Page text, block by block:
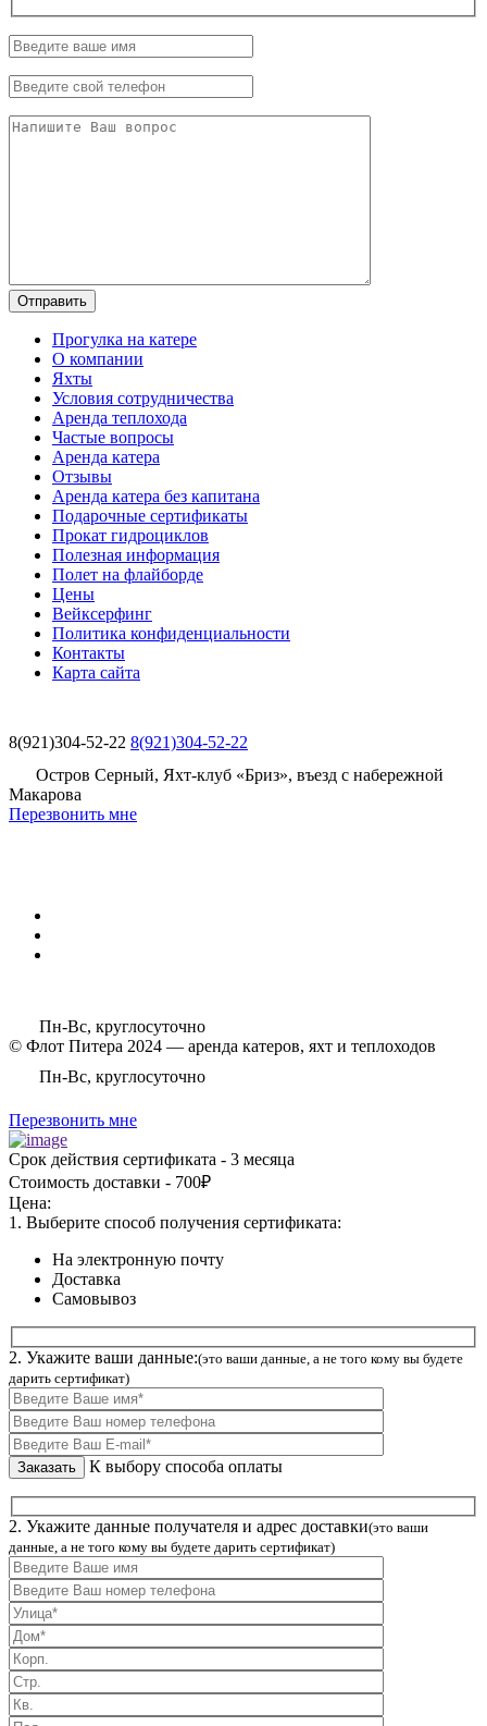
Прогулка на катере
О компании
Яхты
Условия сотрудничества
Аренда теплохода
Частые вопросы
Аренда катера
Отзывы
Аренда катера без капитана
Подарочные сертификаты
Прокат гидроциклов
Полезная информация
Полет на флайборде
Цены
Вейксерфинг
Политика конфиденциальности
Контакты
Карта сайта
8(921)304-52-22 8(921)304-52-22
Остров Серный, Яхт-клуб «Бриз», въезд с набережной
Макарова
Перезвонить мне
Пн-Вс, круглосуточно
© Флот Питера 2024 — аренда катеров, яхт и теплоходов
Пн-Вс, круглосуточно
Перезвонить мне
Срок действия сертификата - 3 месяца
Стоимость доставки - 700₽
Цена:
1. Выберите способ получения сертификата:
На электронную почту
Доставка
Самовывоз
2. Укажите ваши данные:(это ваши данные, а не того кому вы будете
дарить сертификат)
К выбору способа оплаты
2. Укажите данные получателя и адрес доставки(это ваши
данные, а не того кому вы будете дарить сертификат)